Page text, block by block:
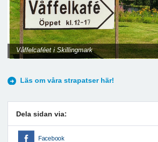
Våffelcaféet i Skillingmark
Läs om våra strapatser här!
Dela sidan via:
Facebook